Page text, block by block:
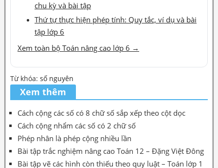
chu kỳ và bài tập
Thứ tự thực hiện phép tính: Quy tắc, ví dụ và bài
tập lớp 6
Xem toàn bộ Toán nâng cao lớp 6 →
Từ khóa: số nguyên
Xem thêm
Cách cộng các số có 8 chữ số sắp xếp theo cột dọc
Cách cộng nhẩm các số có 2 chữ số
Phép nhân là phép cộng nhiều lần
Bài tập trắc nghiệm nâng cao Toán 12 – Đặng Việt Đông
Bài tập vẽ các hình còn thiếu theo quy luật – Toán lớp 1